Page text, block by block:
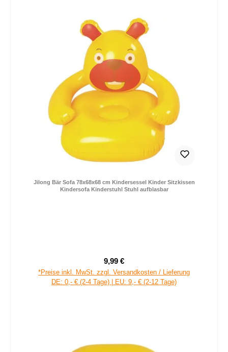
Jilong Bär Sofa 78x68x68 cm Kindersessel Kinder Sitzkissen
Kindersofa Kinderstuhl Stuhl aufblasbar
Regulärer Preis:
9,99 €
*Preise inkl. MwSt. zzgl. Versandkosten / Lieferung
DE: 0,- € (2-4 Tage) | EU: 9,- € (2-12 Tage)